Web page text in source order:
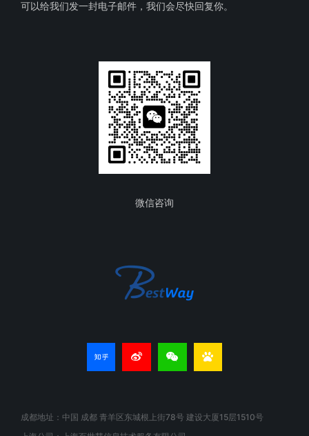
可以给我们发一封电子邮件，我们会尽快回复你。
微信咨询
成都地址：中国 成都 青羊区东城根上街78号 建设大厦15层1510号